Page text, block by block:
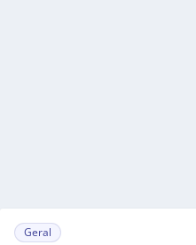
Geral